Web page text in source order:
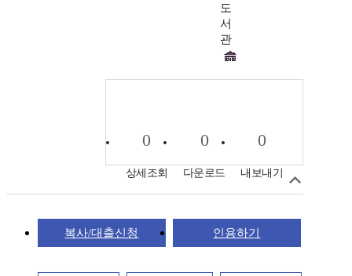
도
서
관
0
상세조회
0
다운로드
0
내보내기
복사/대출신청 인용하기